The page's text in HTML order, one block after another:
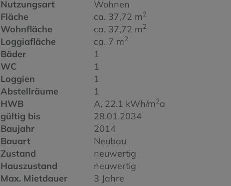
Nutzungsart
Wohnen
Fläche
ca. 37,72 m2
Wohnfläche ca. 37,72 m2
Loggiafläche ca. 7 m2
Bäder
1
WC
1
Loggien
1
Abstellräume
1
HWB
A, 22.1 kWh/m2a
gültig bis
28.01.2034
Baujahr
2014
Bauart
Neubau
Zustand
neuwertig
Hauszustand
neuwertig
Max. Mietdauer
3 Jahre